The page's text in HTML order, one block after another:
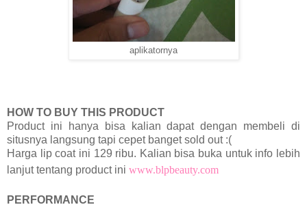
aplikatornya
HOW TO BUY THIS PRODUCT
Product ini hanya bisa kalian dapat dengan membeli di
situsnya langsung tapi cepet banget sold out :(
Harga lip coat ini 129 ribu. Kalian bisa buka untuk info lebih
lanjut tentang product ini www.blpbeauty.com
PERFORMANCE